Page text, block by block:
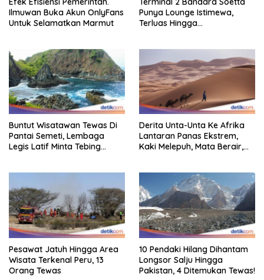
Ilmuwan Buka Akun OnlyFans
Untuk Selamatkan Marmut
Punya Lounge Istimewa,
Terluas Hingga
Buntut Wisatawan Tewas Di
Pantai Semeti, Lembaga
Legis Latif Minta Tebing
Derita Unta-Unta Ke Afrika
Lantaran Panas Ekstrem,
Kaki Melepuh, Mata Berair,
Pesawat Jatuh Hingga Area
Wisata Terkenal Peru, 13
Orang Tewas
10 Pendaki Hilang Dihantam
Longsor Salju Hingga
Pakistan, 4 Ditemukan Tewas!